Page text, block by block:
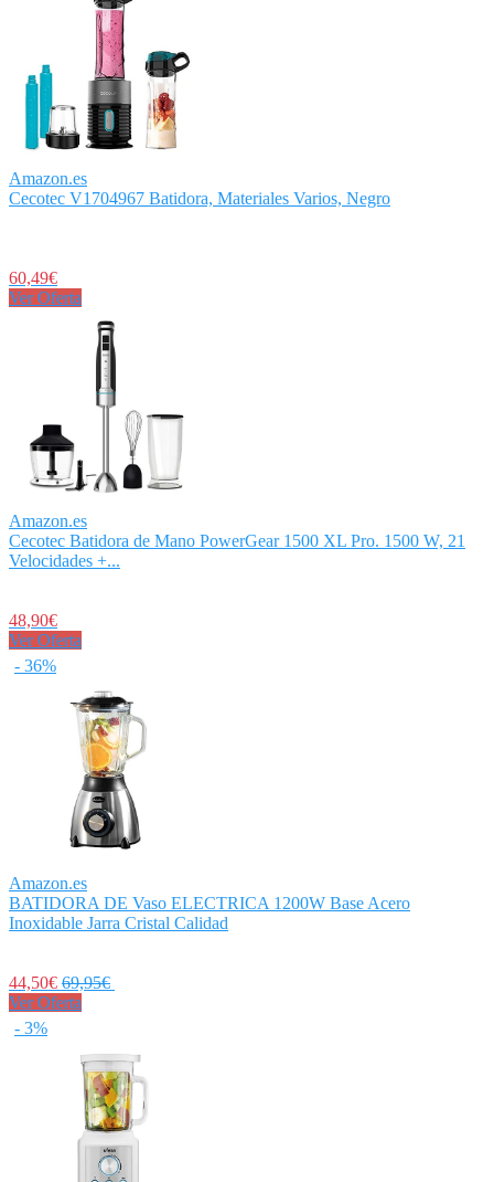
Amazon.es
Cecotec V1704967 Batidora, Materiales Varios, Negro
60,49€
Ver Oferta
Amazon.es
Cecotec Batidora de Mano PowerGear 1500 XL Pro. 1500 W, 21
Velocidades +...
48,90€
Ver Oferta
- 36%
Amazon.es
BATIDORA DE Vaso ELECTRICA 1200W Base Acero
Inoxidable Jarra Cristal Calidad
44,50€ 69,95€
Ver Oferta
- 3%